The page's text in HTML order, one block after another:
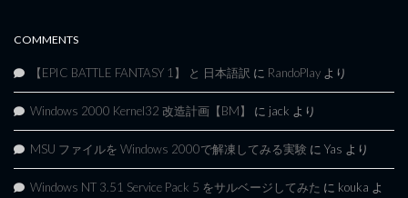
COMMENTS
【EPIC BATTLE FANTASY 1】 と 日本語訳 に RandoPlay より
Windows 2000 Kernel32 改造計画【BM】 に jack より
MSU ファイルを Windows 2000で解凍してみる実験 に Yas より
Windows NT 3.51 Service Pack 5 をサルベージしてみた に kouka よ